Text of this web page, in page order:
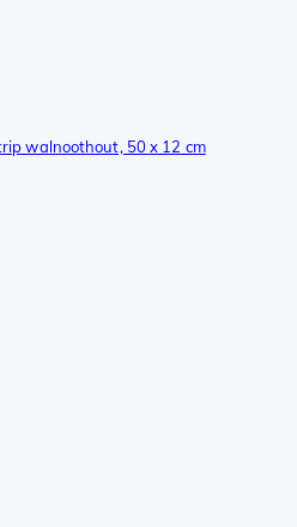
walnoothout, 50 x 12 cm